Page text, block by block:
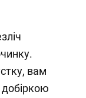
вам